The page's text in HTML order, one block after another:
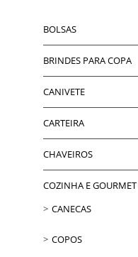
BOLSAS
BRINDES PARA COPA
CANIVETE
CARTEIRA
CHAVEIROS
COZINHA E GOURMET
CANECAS
COPOS